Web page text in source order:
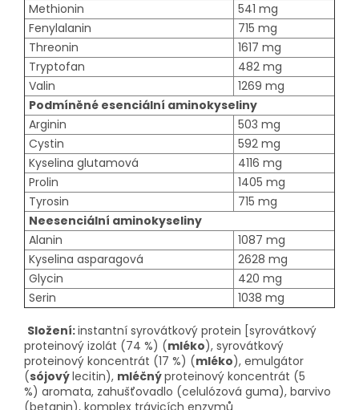
Methionin
541 mg
Fenylalanin
715 mg
Threonin
1617 mg
Tryptofan
482 mg
Valin
1269 mg
Podmíněné esenciální aminokyseliny
Arginin
503 mg
Cystin
592 mg
Kyselina glutamová
4116 mg
Prolin
1405 mg
Tyrosin
715 mg
Neesenciální aminokyseliny
Alanin
1087 mg
Kyselina asparagová
2628 mg
Glycin
420 mg
Serin
1038 mg
Složení:instantní syrovátkový protein [syrovátkový
proteinový izolát (74 %) (mléko), syrovátkový
proteinový koncentrát (17 %) (mléko), emulgátor
(sójovýlecitin), mléčnýproteinový koncentrát (5
%) aromata, zahušťovadlo (celulózová guma), barvivo